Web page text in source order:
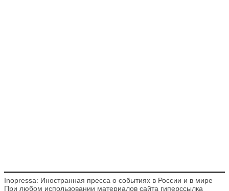
Inopressa: Иностранная пресса о событиях в России и в мире
При любом использовании материалов сайта гиперссылка